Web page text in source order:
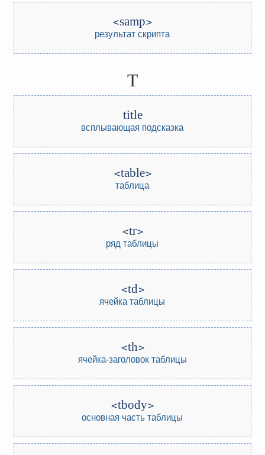
samp
результат скрипта
T
title
всплывающая подсказка
table
таблица
tr
ряд таблицы
td
ячейка таблицы
th
ячейка-заголовок таблицы
tbody
основная часть таблицы